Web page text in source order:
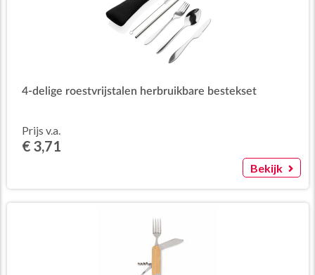
4-delige roestvrijstalen herbruikbare bestekset
Prijs v.a.
€ 3,71
Bekijk